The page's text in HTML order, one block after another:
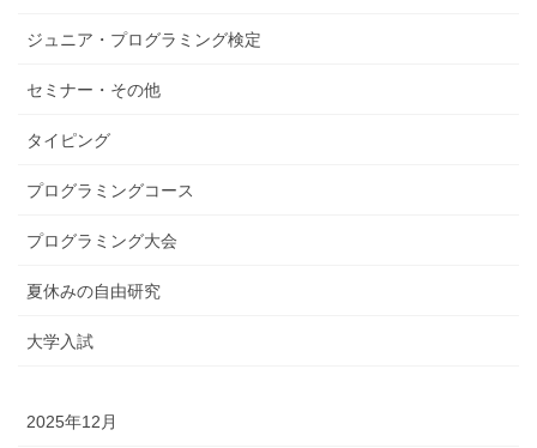
ジュニア・プログラミング検定
セミナー・その他
タイピング
プログラミングコース
プログラミング大会
夏休みの自由研究
大学入試
2025年12月